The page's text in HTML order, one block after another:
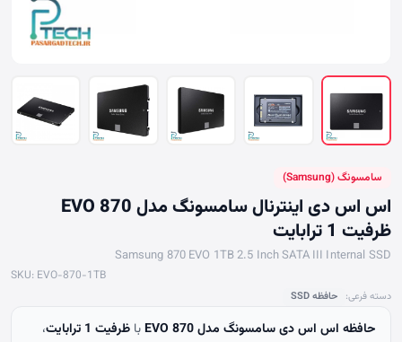
سامسونگ (Samsung)
اس اس دی اینترنال سامسونگ مدل 870 EVO
ظرفیت 1 ترابایت
Samsung 870 EVO 1TB 2.5 Inch SATA III Internal SSD
SKU: EVO-870-1TB
دسته فرعی: حافظه SSD
حافظه اس اس دی سامسونگ مدل 870 EVO با ظرفیت 1 ترابایت
،